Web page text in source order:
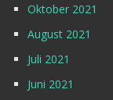
Oktober 2021
August 2021
Juli 2021
Juni 2021